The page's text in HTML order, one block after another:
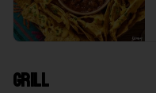
Grill